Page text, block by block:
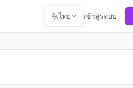
ไทย เข้าสู่ระบบ